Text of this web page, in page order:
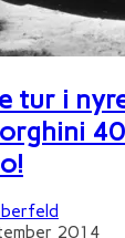
tur i
2014